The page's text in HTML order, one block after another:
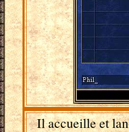
Il accueille et